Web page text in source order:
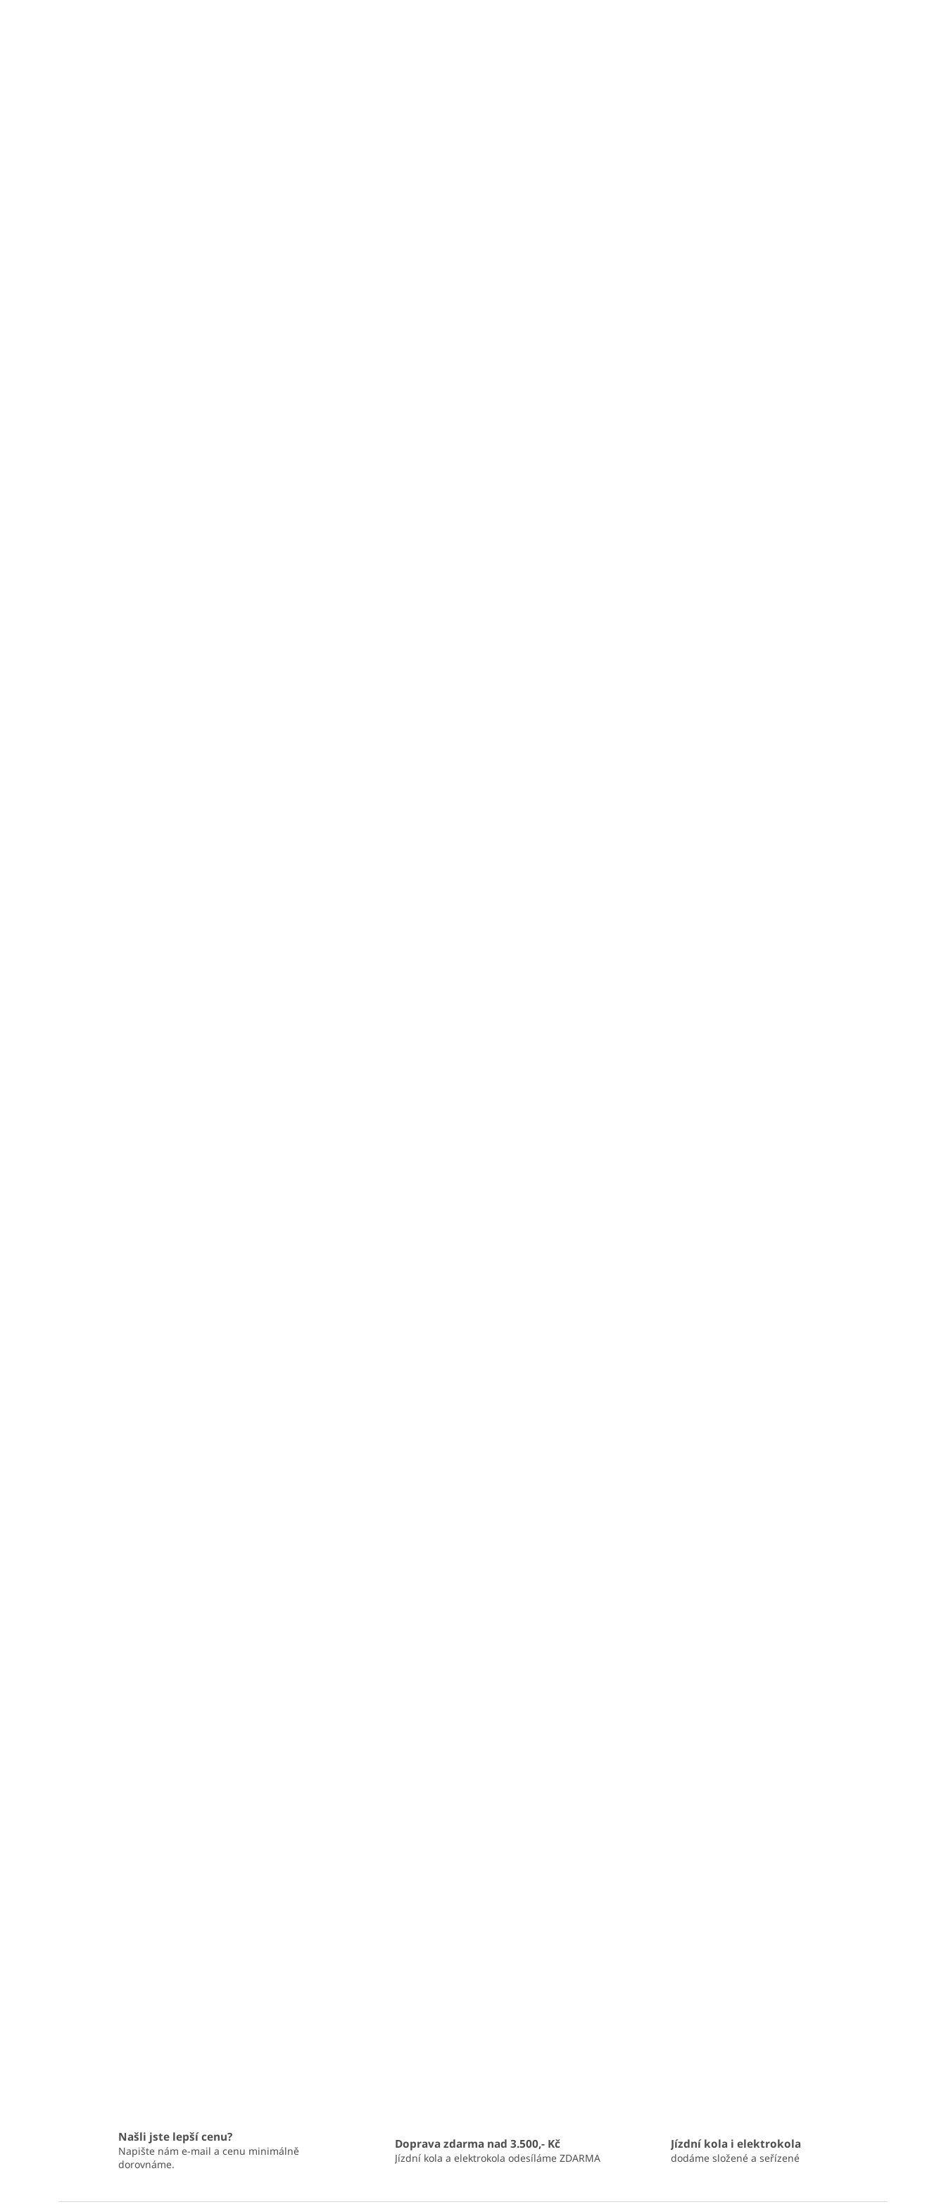
Našli jste lepší cenu?
Napište nám e-mail a cenu minimálně
dorovnáme.
Doprava zdarma nad 3.500,- Kč
Jízdní kola a elektrokola odesíláme ZDARMA
Jízdní kola i elektrokola
dodáme složené a seřízené